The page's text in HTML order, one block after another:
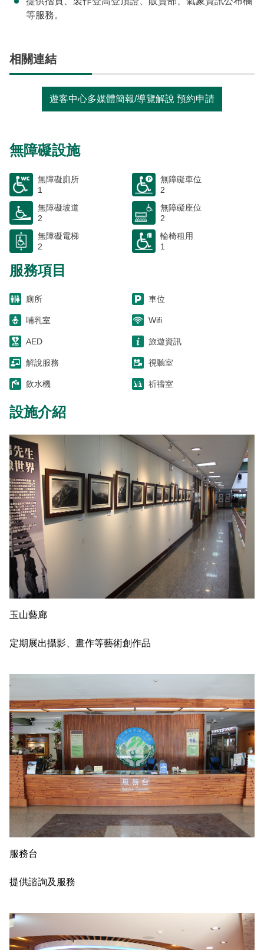
等服務。
相關連結
遊客中心多媒體簡報/導覽解說 預約申請
無障礙設施
無障礙廁所
1
無障礙車位
2
無障礙坡道
2
無障礙座位
2
無障礙電梯
2
輪椅租用
1
服務項目
廁所 車位
哺乳室 Wifi
AED 旅遊資訊
解說服務 視聽室
飲水機 祈禱室
設施介紹
玉山藝廊
定期展出攝影、畫作等藝術創作品
服務台
提供諮詢及服務